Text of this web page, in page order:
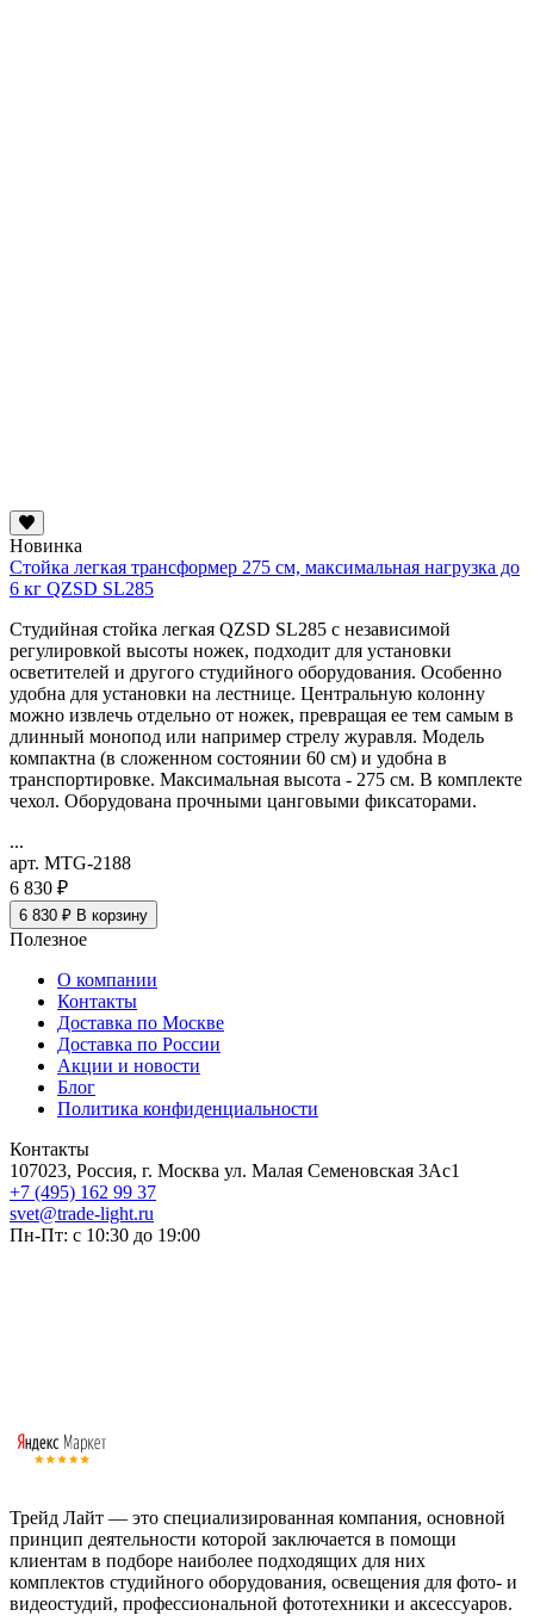
Новинка
Стойка легкая трансформер 275 см, максимальная нагрузка до
6 кг QZSD SL285
Студийная стойка легкая QZSD SL285 с независимой
регулировкой высоты ножек, подходит для установки
осветителей и другого студийного оборудования. Особенно
удобна для установки на лестнице. Центральную колонну
можно извлечь отдельно от ножек, превращая ее тем самым в
длинный монопод или например стрелу журавля. Модель
компактна (в сложенном состоянии 60 см) и удобна в
транспортировке. Максимальная высота - 275 см. В комплекте
чехол. Оборудована прочными цанговыми фиксаторами.
...
арт. MTG-2188
6 830 ₽
6 830 ₽ В корзину
Полезное
О компании
Контакты
Доставка по Москве
Доставка по России
Акции и новости
Блог
Политика конфиденциальности
Контакты
107023, Россия, г. Москва ул. Малая Семеновская 3Ас1
+7 (495) 162 99 37
svet@trade-light.ru
Пн-Пт: с 10:30 до 19:00
Трейд Лайт — это специализированная компания, основной
принцип деятельности которой заключается в помощи
клиентам в подборе наиболее подходящих для них
комплектов студийного оборудования, освещения для фото- и
видеостудий, профессиональной фототехники и аксессуаров.